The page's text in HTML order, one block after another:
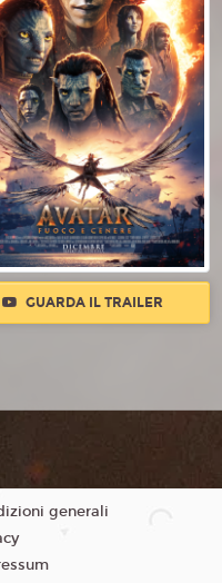
GUARDA IL TRAILER
generali